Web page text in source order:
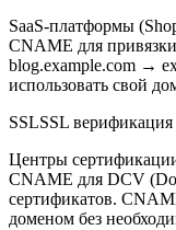
SaaS-платформы
CNAME для
blog.example.com →
использовать свой
SSLSSL верификация
Центры
CNAME для DCV
сертификатов.
доменом без